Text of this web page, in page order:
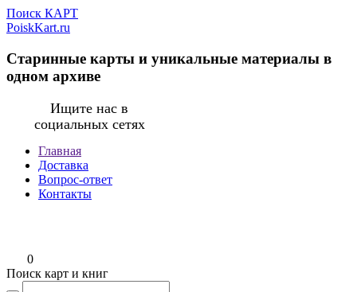
Поиск КАРТ
PoiskKart.ru
Старинные карты и уникальные материалы в
одном архиве
Ищите нас в
социальных сетях
Главная
Доставка
Вопрос-ответ
Контакты
0
Поиск карт и книг